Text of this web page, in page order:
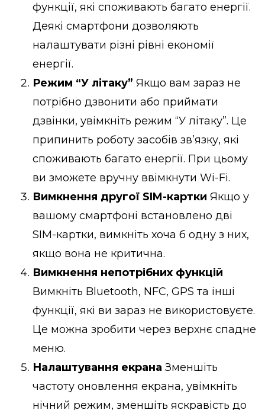
функції, які споживають багато енергії.
Деякі смартфони дозволяють
налаштувати різні рівні економії
енергії.
Режим “У літаку” Якщо вам зараз не
потрібно дзвонити або приймати
дзвінки, увімкніть режим “У літаку”. Це
припинить роботу засобів зв’язку, які
споживають багато енергії. При цьому
ви зможете вручну ввімкнути Wi-Fi.
Вимкнення другої SIM-картки Якщо у
вашому смартфоні встановлено дві
SIM-картки, вимкніть хоча б одну з них,
якщо вона не критична.
Вимкнення непотрібних функцій
Вимкніть Bluetooth, NFC, GPS та інші
функції, які ви зараз не використовуєте.
Це можна зробити через верхнє спадне
меню.
Налаштування екрана Зменшіть
частоту оновлення екрана, увімкніть
нічний режим, зменшіть яскравість до